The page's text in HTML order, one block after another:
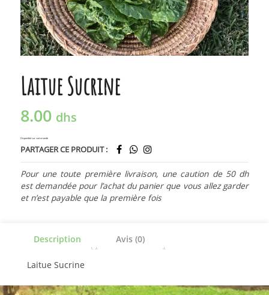
Laitue Sucrine
8.00 dhs
Disponible sur commande
PARTAGER CE PRODUIT :
Pour une toute première livraison, une caution de 50 dh
est demandée pour l’achat du panier que vous allez garder
et n’est payable que la première fois
Description Avis (0)
Laitue Sucrine